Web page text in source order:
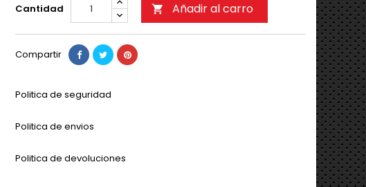
Cantidad  Añadir al carro
Compartir
Politica de seguridad
Politica de envios
Politica de devoluciones